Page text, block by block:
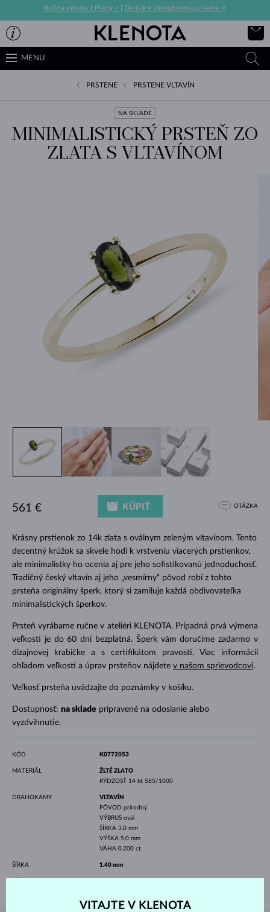
Ručná výroba z Prahy > Darček k zásnubnému prsteňu >
MENU
PRSTENE PRSTENE VLTAVÍN
NA SKLADE
MINIMALISTICKÝ PRSTEŇ ZO
ZLATA S VLTAVÍNOM
Krásny prstienok zo 14k zlata s oválnym zeleným vltavínom. Tento
decentný krúžok sa skvele hodí k vrstveniu viacerých prstienkov,
ale minimalistky ho ocenia aj pre jeho sofistikovanú jednoduchosť.
Tradičný český vltavín aj jeho „vesmírny“ pôvod robí z tohto
prsteňa originálny šperk, ktorý si zamiluje každá obdivovateľka
minimalistických šperkov.
Prsteň vyrábame ručne v ateliéri KLENOTA. Prípadná prvá výmena
veľkosti je do 60 dní bezplatná. Šperk vám doručíme zadarmo v
dizajnovej krabičke a s certifikátom pravosti. Viac informácií
ohľadom veľkostí a úprav prsteňov nájdete v našom sprievodcovi.
Veľkosť prsteňa uvádzajte do poznámky v košíku.
Dostupnosť: na sklade pripravené na odoslanie alebo
vyzdvihnutie.
561 € KÚPIŤ OTÁZKA
KÓD K0772053
MATERIÁL
ŽLTÉ ZLATO
RÝDZOSŤ 14 kt 585/1000
DRAHOKAMY
VLTAVÍN
PÔVOD prírodný
VÝBRUS ovál
ŠÍRKA 3.0 mm
VÝŠKA 5.0 mm
VÁHA 0.200 ct
ŠÍRKA 1.40 mm
VITAJTE V KLENOTA